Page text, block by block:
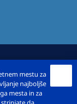
mestu za
najboljše
mesta in za